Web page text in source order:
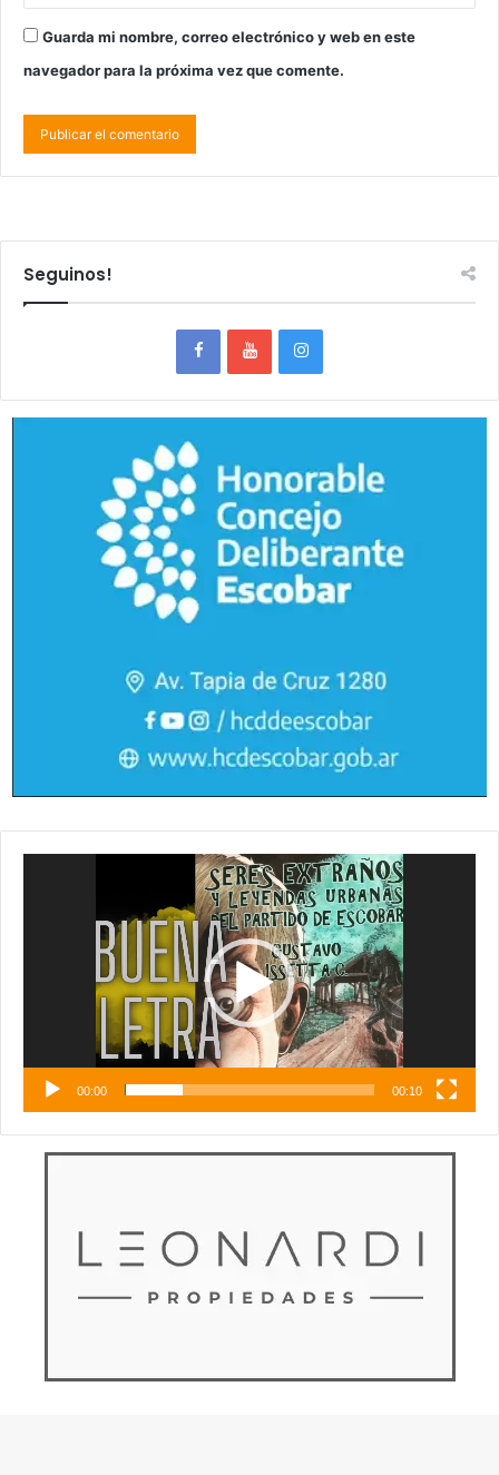
Guarda mi nombre, correo electrónico y web en este
navegador para la próxima vez que comente.
Seguinos!
00:00 00:10